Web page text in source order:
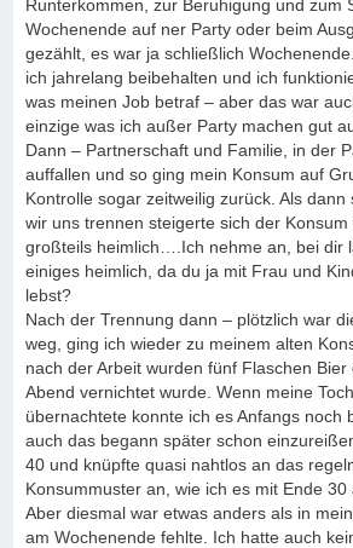
Runterkommen, zur Beruhigung und zum
Wochenende auf ner Party oder beim
gezählt, es war ja schließlich
ich jahrelang beibehalten und ich
was meinen Job betraf – aber das war
einzige was ich außer Party machen gut
Dann – Partnerschaft und Familie, in der
auffallen und so ging mein Konsum auf
Kontrolle sogar zeitweilig zurück. Als dann
wir uns trennen steigerte sich der
großteils heimlich….Ich nehme an, bei dir
einiges heimlich, da du ja mit Frau und
lebst?
Nach der Trennung dann – plötzlich war
weg, ging ich wieder zu meinem alten
nach der Arbeit wurden fünf Flaschen
Abend vernichtet wurde. Wenn meine
übernachtete konnte ich es Anfangs noch
auch das begann später schon
40 und knüpfte quasi nahtlos an das
Konsummuster an, wie ich es mit Ende 30
Aber diesmal war etwas anders als in
am Wochenende fehlte. Ich hatte auch